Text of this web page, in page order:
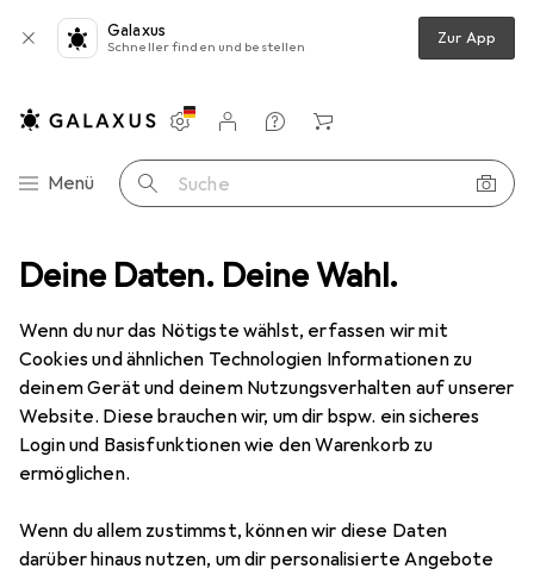
Deine Daten. Deine Wahl.
Wenn du nur das Nötigste wählst, erfassen wir mit
Cookies und ähnlichen Technologien Informationen zu
deinem Gerät und deinem Nutzungsverhalten auf unserer
Website. Diese brauchen wir, um dir bspw. ein sicheres
Login und Basisfunktionen wie den Warenkorb zu
ermöglichen.
Wenn du allem zustimmst, können wir diese Daten
darüber hinaus nutzen, um dir personalisierte Angebote
Galaxus
Schneller finden und bestellen Zur App
Navigation nach Kategorien
Menü Suche
Einstellungen
Kundenkonto
Vergleichslisten
Merklisten
Warenkorb
Komponenten Luftkühlung Wärmeleitpaste
5 Bilder
ArcticMX-7
Preis in EUR inkl. MwSt.
EUR
6,68